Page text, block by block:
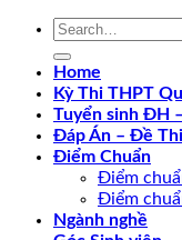
Home
Kỳ Thi THPT
Tuyển sinh ĐH
Đáp Án – Đề Thi
Điểm Chuẩn
Điểm
Điểm
Ngành nghề